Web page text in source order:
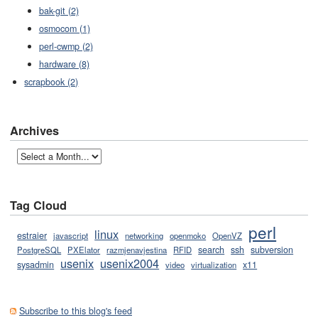
bak-git (2)
osmocom (1)
perl-cwmp (2)
hardware (8)
scrapbook (2)
Archives
Tag Cloud
estraier javascript linux networking openmoko OpenVZ perl
PostgreSQL PXElator razmjenavjestina RFID search ssh subversion
sysadmin usenix usenix2004 video virtualization x11
Subscribe to this blog's feed